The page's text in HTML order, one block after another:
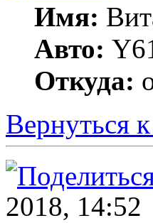
Имя:
Авто:
Откуда:
Вернуться
2018, 14:52